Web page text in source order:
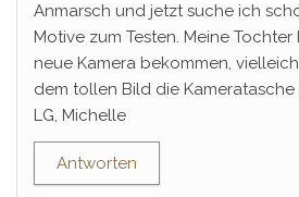
Anmarsch und jetzt suche ich
Motive zum Testen. Meine
neue Kamera bekommen,
dem tollen Bild die
LG, Michelle
Antworten